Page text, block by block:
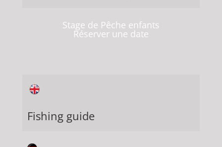
Stage de Pêche enfants
Réserver une date
Fishing guide